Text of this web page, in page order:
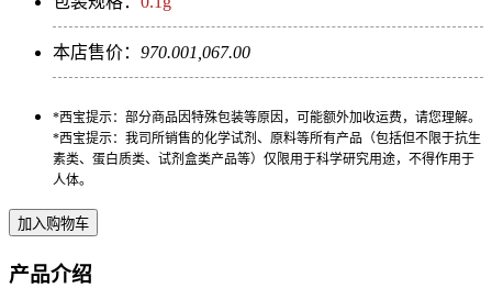
本店售价： 970.001,067.00
*西宝提示：部分商品因特殊包装等原因，可能额外加收运费，请您理解。
*西宝提示：我司所销售的化学试剂、原料等所有产品（包括但不限于抗生
素类、蛋白质类、试剂盒类产品等）仅限用于科学研究用途，不得作用于
人体。
产品介绍